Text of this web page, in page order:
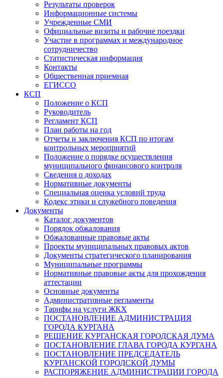
Результаты проверок
Информационные системы
Учрежденные СМИ
Официальные визиты и рабочие поездки
Участие в программах и международное
сотрудничество
Статистическая информация
Контакты
Общественная приемная
ЕГИССО
КСП
Положение о КСП
Руководитель
Регламент КСП
План работы на год
Отчеты и заключения КСП по итогам
контрольных мероприятий
Положение о порядке осуществления
муниципального финансового контроля
Сведения о доходах
Нормативные документы
Специальная оценка условий труда
Кодекс этики и служебного поведения
Документы
Каталог документов
Порядок обжалования
Обжалованные правовые акты
Проекты муниципальных правовых актов
Документы стратегического планирования
Муниципальные программы
Нормативные правовые акты для прохождения
аттестации
Основные документы
Административные регламенты
Тарифы на услуги ЖКХ
ПОСТАНОВЛЕНИЕ АДМИНИСТРАЦИЯ
ГОРОДА КУРГАНА
РЕШЕНИЕ КУРГАНСКАЯ ГОРОДСКАЯ ДУМА
ПОСТАНОВЛЕНИЕ ГЛАВА ГОРОДА КУРГАНА
ПОСТАНОВЛЕНИЕ ПРЕДСЕДАТЕЛЬ
КУРГАНСКОЙ ГОРОДСКОЙ ДУМЫ
РАСПОРЯЖЕНИЕ АДМИНИСТРАЦИИ ГОРОДА